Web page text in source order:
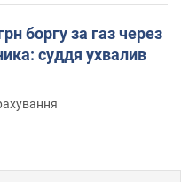
боргу за газ через
суддя ухвалив